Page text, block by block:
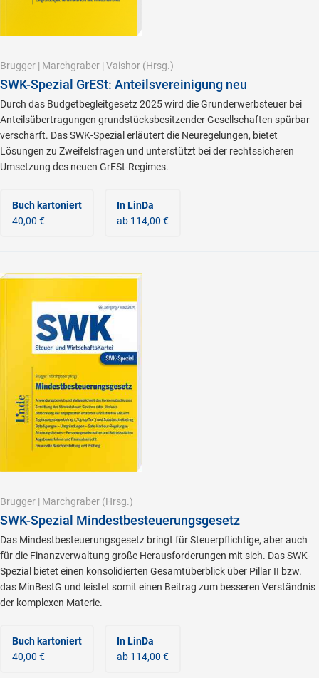
Brugger | Marchgraber | Vaishor (Hrsg.)
SWK-Spezial GrESt: Anteilsvereinigung neu
Durch das Budgetbegleitgesetz 2025 wird die Grunderwerbsteuer bei
Anteilsübertragungen grundstücksbesitzender Gesellschaften spürbar
verschärft. Das SWK-Spezial erläutert die Neuregelungen, bietet
Lösungen zu Zweifelsfragen und unterstützt bei der rechtssicheren
Umsetzung des neuen GrESt-Regimes.
Buch kartoniert
40,00 €
In LinDa
ab 114,00 €
Brugger | Marchgraber (Hrsg.)
SWK-Spezial Mindestbesteuerungsgesetz
Das Mindestbesteuerungsgesetz bringt für Steuerpflichtige, aber auch
für die Finanzverwaltung große Herausforderungen mit sich. Das SWK-
Spezial bietet einen konsolidierten Gesamtüberblick über Pillar II bzw.
das MinBestG und leistet somit einen Beitrag zum besseren Verständnis
der komplexen Materie.
Buch kartoniert
40,00 €
In LinDa
ab 114,00 €